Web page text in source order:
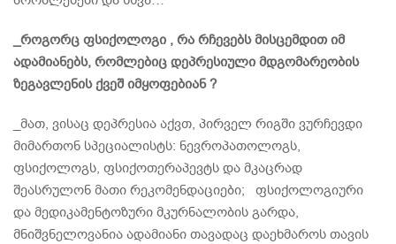
_როგორც ფსიქოლოგი , რა რჩევებს მისცემდით იმ
ადამიანებს, რომლებიც დეპრესიული მდგომარეობის
ზეგავლენის ქვეშ იმყოფებიან ?
_მათ, ვისაც დეპრესია აქვთ, პირველ რიგში ვურჩევდი
მიმართონ სპეციალისტს: ნევროპათოლოგს,
ფსიქოლოგს, ფსიქოთერაპევტს და მკაცრად
შეასრულონ მათი რეკომენდაციები; ფსიქოლოგიური
და მედიკამენტოზური მკურნალობის გარდა,
მნიშვნელოვანია ადამიანი თავადაც დაეხმაროს თავის